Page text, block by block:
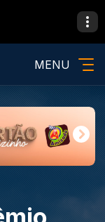
MENU